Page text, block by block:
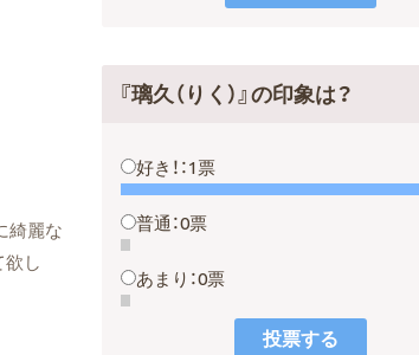
綺麗な
し
『璃久（りく）』の印象は？
好き！：1票
普通：0票
あまり：0票